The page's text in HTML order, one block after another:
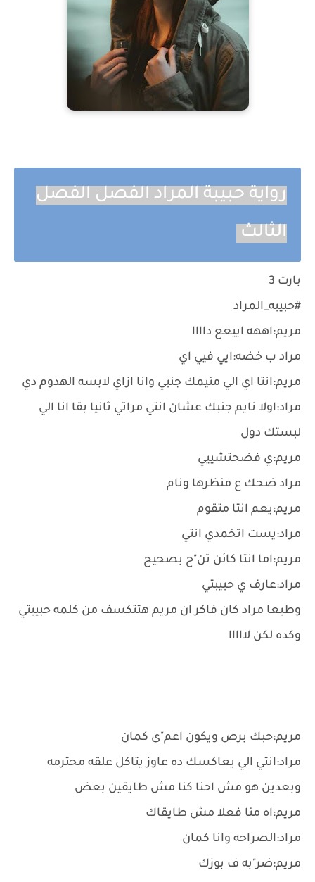
رواية حبيبة المراد الفصل الفصل
الثالث
بارت 3
#حبيبه_المراد
مريم:اههه اييعع داااا
مراد ب خضه:ايي فيي اي
مريم:انتا اي الي منيمك جنبي وانا ازاي لابسه الهدوم دي
مراد:اولا نايم جنبك عشان انتي مراتي ثانيا بقا انا الي
لبستك دول
مريم:ي فضحتشييي
مراد ضحك ع منظرها ونام
مريم:يعم انتا متقوم
مراد:يست اتخمدي انتي
مريم:اما انتا كائن تن"ح بصحيح
مراد:عارف ي حبيبتي
وطبعا مراد كان فاكر ان مريم هتتكسف من كلمه حبيبتي
وكده لكن لااااا
مريم:حبك برص ويكون اعم"ى كمان
مراد:انتي الي يعاكسك ده عاوز يتاكل علقه محترمه
وبعدين هو مش احنا كنا مش طايقين بعض
مريم:اه منا فعلا مش طايقاك
مراد:الصراحه وانا كمان
مريم:ضر"به ف بوزك